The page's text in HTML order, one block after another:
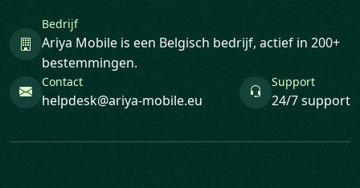
Bedrijf
Ariya Mobile is een Belgisch bedrijf, actief in 200+
bestemmingen.
Contact
helpdesk@ariya-mobile.eu
Support
24/7 support